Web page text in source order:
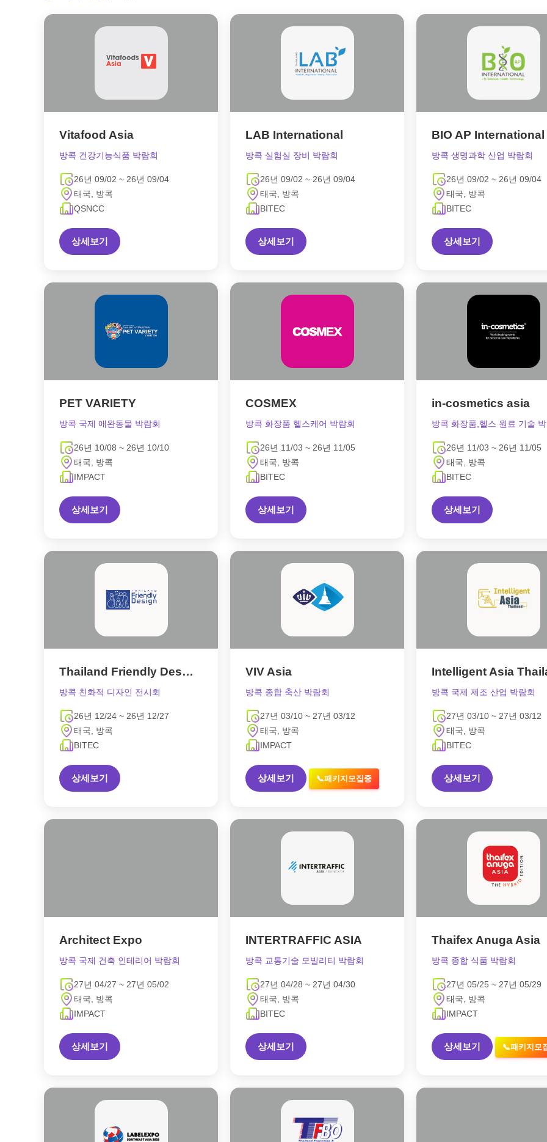
Vitafood Asia
방콕 건강기능식품 박람회
26년 09/02 ~ 26년 09/04
태국, 방콕
QSNCC
상세보기
LAB International
방콕 실험실 장비 박람회
26년 09/02 ~ 26년 09/04
태국, 방콕
BITEC
상세보기
BIO AP International
방콕 생명과학 산업 박람회
26년 09/02 ~ 26년 09/04
태국, 방콕
BITEC
상세보기
PET VARIETY
방콕 국제 애완동물 박람회
26년 10/08 ~ 26년 10/10
태국, 방콕
IMPACT
상세보기
COSMEX
방콕 화장품 헬스케어 박람회
26년 11/03 ~ 26년 11/05
태국, 방콕
BITEC
상세보기
in-cosmetics asia
방콕 화장품,헬스 원료 기술
26년 11/03 ~ 26년 11/05
태국, 방콕
BITEC
상세보기
Thailand Friendly Design Expo
방콕 친화적 디자인 전시회
26년 12/24 ~ 26년 12/27
태국, 방콕
BITEC
상세보기
VIV Asia
방콕 종합 축산 박람회
27년 03/10 ~ 27년 03/12
태국, 방콕
IMPACT
상세보기 📞패키지모집중
Intelligent Asia
방콕 국제 제조 산업 박람회
27년 03/10 ~ 27년 03/12
태국, 방콕
BITEC
상세보기
Architect Expo
방콕 국제 건축 인테리어 박람회
27년 04/27 ~ 27년 05/02
태국, 방콕
IMPACT
상세보기
INTERTRAFFIC ASIA
방콕 교통기술 모빌리티 박람회
27년 04/28 ~ 27년 04/30
태국, 방콕
BITEC
상세보기
Thaifex Anuga Asia
방콕 종합 식품 박람회
27년 05/25 ~ 27년 05/29
태국, 방콕
IMPACT
상세보기 📞패키지모